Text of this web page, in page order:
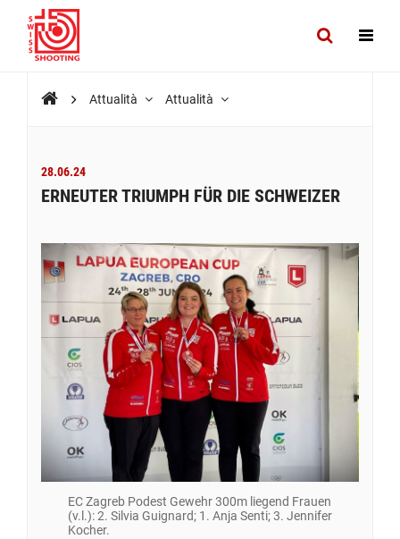
Attualità Attualità
28.06.24
ERNEUTER TRIUMPH FÜR DIE SCHWEIZER
EC Zagreb Podest Gewehr 300m liegend Frauen
(v.l.): 2. Silvia Guignard; 1. Anja Senti; 3. Jennifer
Kocher.